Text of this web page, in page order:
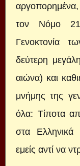
τον Νόμο
Γενοκτονία
δεύτερη
αιώνα) και
μνήμης της
όλα: Τίποτα
στα Ελληνικά
εμείς αντί να